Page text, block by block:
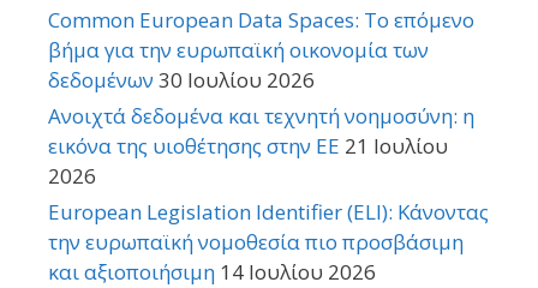
Common European Data Spaces: Το επόμενο
βήμα για την ευρωπαϊκή οικονομία των
δεδομένων 30 Ιουλίου 2026
Ανοιχτά δεδομένα και τεχνητή νοημοσύνη: η
εικόνα της υιοθέτησης στην ΕΕ 21 Ιουλίου
2026
European Legislation Identifier (ELI): Κάνοντας
την ευρωπαϊκή νομοθεσία πιο προσβάσιμη
και αξιοποιήσιμη 14 Ιουλίου 2026